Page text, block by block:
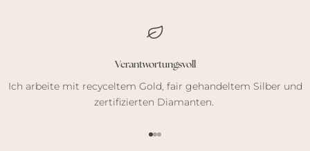
Verantwortungsvoll
Ich arbeite mit recyceltem Gold, fair gehandeltem Silber und
zertifizierten Diamanten.
Gehe zu Element 1
Gehe zu Element 2
Gehe zu Element 3